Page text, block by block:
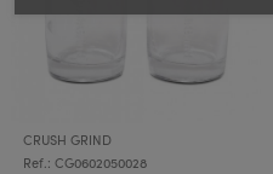
CRUSH GRIND
Ref.: CG0602050028